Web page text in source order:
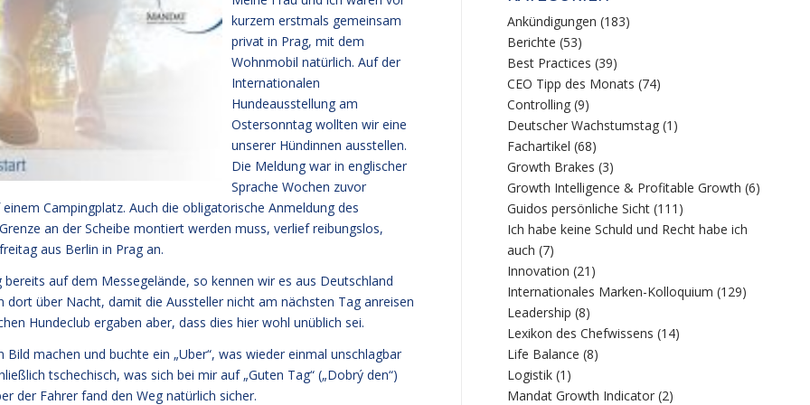
kurzem erstmals gemeinsam
privat in Prag, mit dem
Wohnmobil natürlich. Auf der
Internationalen
Hundeausstellung am
Ostersonntag wollten wir eine
unserer Hündinnen ausstellen.
Die Meldung war in englischer
Sprache Wochen zuvor
Campingplatz. Auch die obligatorische Anmeldung des
an der Scheibe montiert werden muss, verlief reibungslos,
aus Berlin in Prag an.
auf dem Messegelände, so kennen wir es aus Deutschland
über Nacht, damit die Aussteller nicht am nächsten Tag anreisen
Hundeclub ergaben aber, dass dies hier wohl unüblich sei.
machen und buchte ein „Uber“, was wieder einmal unschlagbar
tschechisch, was sich bei mir auf „Guten Tag“ („Dobrý den“)
der Fahrer fand den Weg natürlich sicher.
Ankündigungen (183)
Berichte (53)
Best Practices (39)
CEO Tipp des Monats (74)
Controlling (9)
Deutscher Wachstumstag (1)
Fachartikel (68)
Growth Brakes (3)
Growth Intelligence & Profitable Growth (6)
Guidos persönliche Sicht (111)
Ich habe keine Schuld und Recht habe ich
auch (7)
Innovation (21)
Internationales Marken-Kolloquium (129)
Leadership (8)
Lexikon des Chefwissens (14)
Life Balance (8)
Logistik (1)
Mandat Growth Indicator (2)